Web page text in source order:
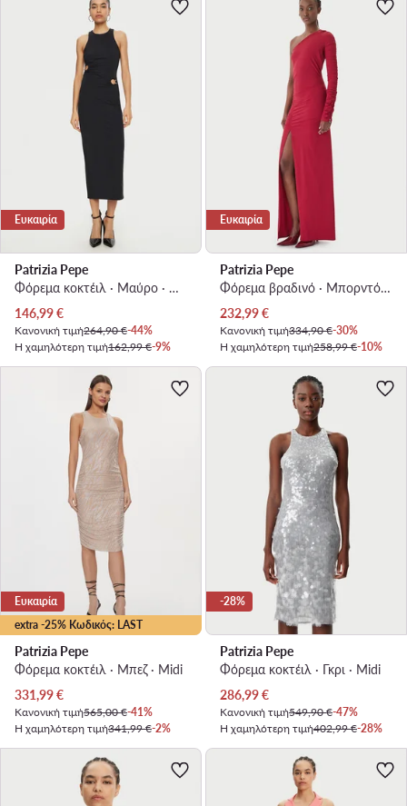
Ευκαιρία
Patrizia Pepe
Φόρεμα κοκτέιλ · Μαύρο · Midi
Τρέχουσα τιμή
146,99€
Κανονική τιμή264,90 €-44%
Η χαμηλότερη τιμή162,99 €-9%
Ευκαιρία
Patrizia Pepe
Φόρεμα βραδινό · Μπορντό · Maxi, Ασύμμετρο
Τρέχουσα τιμή
232,99€
Κανονική τιμή334,90 €-30%
Η χαμηλότερη τιμή258,99 €-10%
extra -25% Κωδικός: LAST
Ευκαιρία
Patrizia Pepe
Φόρεμα κοκτέιλ · Μπεζ · Midi
Τρέχουσα τιμή
331,99€
Κανονική τιμή565,00 €-41%
Η χαμηλότερη τιμή341,99 €-2%
-28%
Patrizia Pepe
Φόρεμα κοκτέιλ · Γκρι · Midi
Τρέχουσα τιμή
286,99€
Κανονική τιμή549,90 €-47%
Η χαμηλότερη τιμή402,99 €-28%